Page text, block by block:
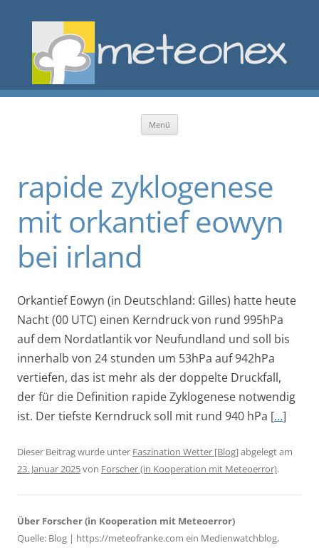
Menü
rapide zyklogenese
mit orkantief eowyn
bei irland
Orkantief Eowyn (in Deutschland: Gilles) hatte heute
Nacht (00 UTC) einen Kerndruck von rund 995hPa
auf dem Nordatlantik vor Neufundland und soll bis
innerhalb von 24 stunden um 53hPa auf 942hPa
vertiefen, das ist mehr als der doppelte Druckfall,
der für die Definition rapide Zyklogenese notwendig
ist. Der tiefste Kerndruck soll mit rund 940 hPa […]
Dieser Beitrag wurde unter Faszination Wetter [Blog]abgelegt am
23. Januar 2025von Forscher (in Kooperation mit Meteoerror).
Über Forscher (in Kooperation mit Meteoerror)
Quelle: Blog | https://meteofranke.com ein Medienwatchblog,